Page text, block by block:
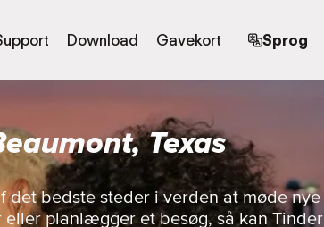
Download Gavekort Sprog
Texas
det bedste steder i verden at møde nye
eller planlægger et besøg, så kan Tinder